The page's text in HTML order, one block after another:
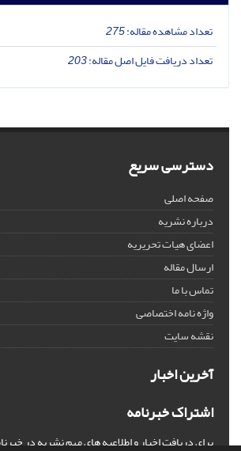
تعداد مشاهده مقاله:275
تعداد دریافت فایل اصل مقاله:203
دسترسی سریع
صفحه اصلی
درباره نشریه
اعضای هیات تحریریه
ارسال مقاله
تماس با ما
واژه نامه اختصاصی
نقشه سایت
آخرین اخبار
اشتراک خبرنامه
برای دریافت اخبار و اطلاعیه های مهم نشریه در